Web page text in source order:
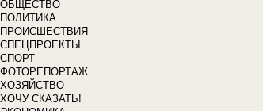
ОБЩЕСТВО
ПОЛИТИКА
ПРОИСШЕСТВИЯ
СПЕЦПРОЕКТЫ
СПОРТ
ФОТОРЕПОРТАЖ
ХОЗЯЙСТВО
ХОЧУ СКАЗАТЬ!